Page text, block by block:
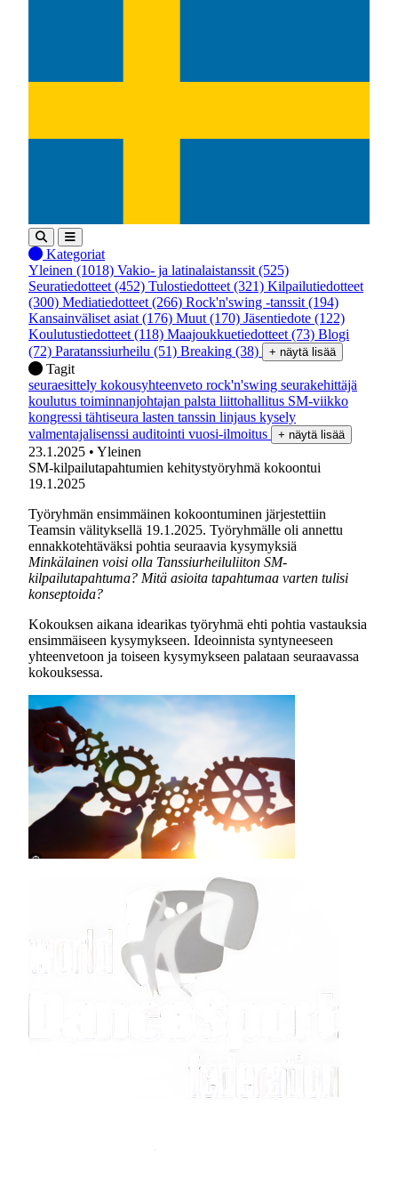
Kategoriat
Yleinen (1018) Vakio- ja latinalaistanssit (525)
Seuratiedotteet (452) Tulostiedotteet (321) Kilpailutiedotteet
(300) Mediatiedotteet (266) Rock'n'swing -tanssit (194)
Kansainväliset asiat (176) Muut (170) Jäsentiedote (122)
Koulutustiedotteet (118) Maajoukkuetiedotteet (73) Blogi
(72) Paratanssiurheilu (51) Breaking (38) + näytä lisää
Tagit
seuraesittely kokousyhteenveto rock'n'swing seurakehittäjä
koulutus toiminnanjohtajan palsta liittohallitus SM-viikko
kongressi tähtiseura lasten tanssin linjaus kysely
valmentajalisenssi auditointi vuosi-ilmoitus + näytä lisää
23.1.2025 • Yleinen
SM-kilpailutapahtumien kehitystyöryhmä kokoontui
19.1.2025
Työryhmän ensimmäinen kokoontuminen järjestettiin
Teamsin välityksellä 19.1.2025. Työryhmälle oli annettu
ennakkotehtäväksi pohtia seuraavia kysymyksiä
Minkälainen voisi olla Tanssiurheiluliiton SM-
kilpailutapahtuma? Mitä asioita tapahtumaa varten tulisi
konseptoida?
Kokouksen aikana idearikas työryhmä ehti pohtia vastauksia
ensimmäiseen kysymykseen. Ideoinnista syntyneeseen
yhteenvetoon ja toiseen kysymykseen palataan seuraavassa
kokouksessa.